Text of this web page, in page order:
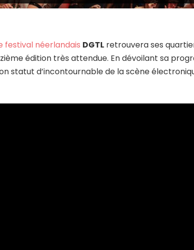
festival néerlandais DGTL retrouvera ses
édition très attendue. En dévoilant sa
statut d’incontournable de la scène